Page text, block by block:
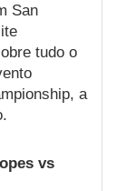
San
tudo o
a
vs